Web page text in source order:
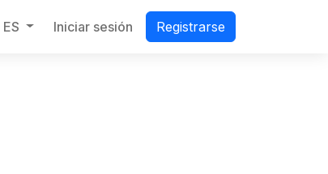
ES Iniciar sesión Registrarse